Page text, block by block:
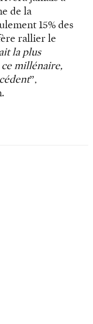
de la
15% des
rallier le
la plus
ce millénaire,
”,